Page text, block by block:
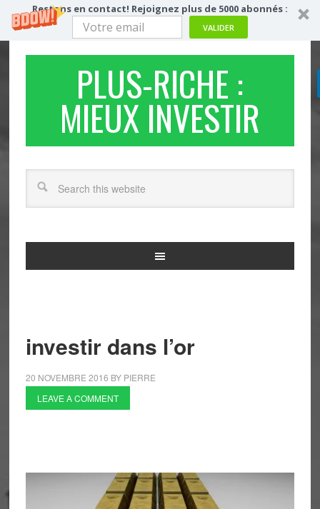
Restons en contact! Rejoignez plus de 5000 abonnés :
VALIDER
PLUS-RICHE :
MIEUX INVESTIR
investir dans l’or
20 NOVEMBRE 2016 BY PIERRE
LEAVE A COMMENT